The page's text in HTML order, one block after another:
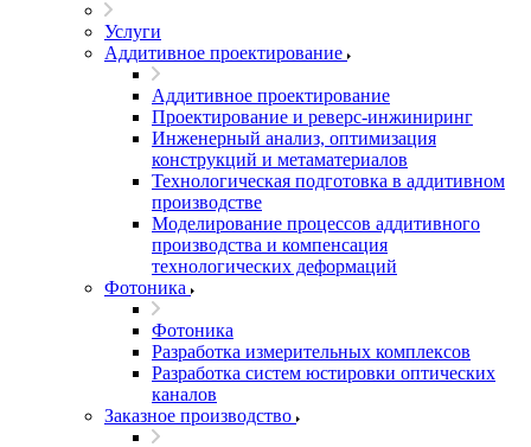
Услуги
Аддитивное проектирование
Аддитивное проектирование
Проектирование и реверс-инжиниринг
Инженерный анализ, оптимизация
конструкций и метаматериалов
Технологическая подготовка в аддитивном
производстве
Моделирование процессов аддитивного
производства и компенсация
технологических деформаций
Фотоника
Фотоника
Разработка измерительных комплексов
Разработка систем юстировки оптических
каналов
Заказное производство